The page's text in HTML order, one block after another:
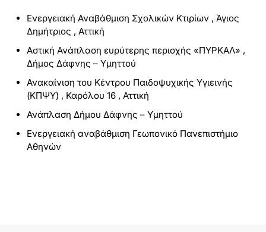
Ενεργειακή Αναβάθμιση Σχολικών Κτιρίων , Άγιος
Δημήτριος , Αττική
Αστική Ανάπλαση ευρύτερης περιοχής «ΠΥΡΚΑΛ» ,
Δήμος Δάφνης – Υμηττού
Ανακαίνιση του Κέντρου Παιδοψυχικής Υγιεινής
(ΚΠΨΥ) , Καρόλου 16 , Αττική
Ανάπλαση Δήμου Δάφνης – Υμηττού
Ενεργειακή αναβάθμιση Γεωπονικό Πανεπιστήμιο
Αθηνών